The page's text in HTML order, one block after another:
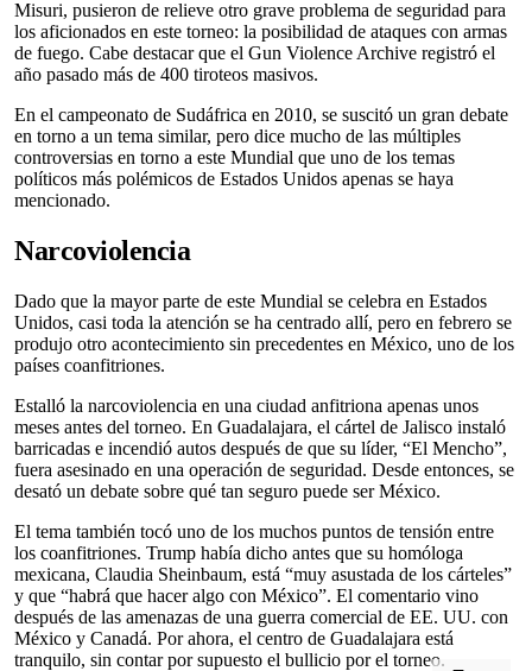
Misuri, pusieron de relieve otro grave problema de seguridad para
los aficionados en este torneo: la posibilidad de ataques con armas
de fuego. Cabe destacar que el Gun Violence Archive registró el
año pasado más de 400 tiroteos masivos.
En el campeonato de Sudáfrica en 2010, se suscitó un gran debate
en torno a un tema similar, pero dice mucho de las múltiples
controversias en torno a este Mundial que uno de los temas
políticos más polémicos de Estados Unidos apenas se haya
mencionado.
Narcoviolencia
Dado que la mayor parte de este Mundial se celebra en Estados
Unidos, casi toda la atención se ha centrado allí, pero en febrero se
produjo otro acontecimiento sin precedentes en México, uno de los
países coanfitriones.
Estalló la narcoviolencia en una ciudad anfitriona apenas unos
meses antes del torneo. En Guadalajara, el cártel de Jalisco instaló
barricadas e incendió autos después de que su líder, “El Mencho”,
fuera asesinado en una operación de seguridad. Desde entonces, se
desató un debate sobre qué tan seguro puede ser México.
El tema también tocó uno de los muchos puntos de tensión entre
los coanfitriones. Trump había dicho antes que su homóloga
mexicana, Claudia Sheinbaum, está “muy asustada de los cárteles”
y que “habrá que hacer algo con México”. El comentario vino
después de las amenazas de una guerra comercial de EE. UU. con
México y Canadá. Por ahora, el centro de Guadalajara está
tranquilo, sin contar por supuesto el bullicio por el torneo.